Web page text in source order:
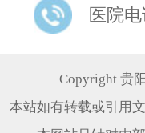
医院电
Copyright 贵
本站如有转载或引用